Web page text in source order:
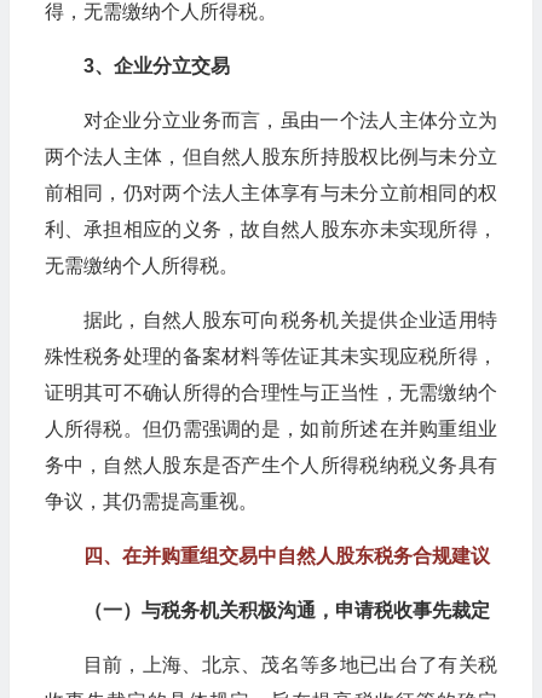
得，无需缴纳个人所得税。
3、企业分立交易
对企业分立业务而言，虽由一个法人主体分立为
两个法人主体，但自然人股东所持股权比例与未分立
前相同，仍对两个法人主体享有与未分立前相同的权
利、承担相应的义务，故自然人股东亦未实现所得，
无需缴纳个人所得税。
据此，自然人股东可向税务机关提供企业适用特
殊性税务处理的备案材料等佐证其未实现应税所得，
证明其可不确认所得的合理性与正当性，无需缴纳个
人所得税。但仍需强调的是，如前所述在并购重组业
务中，自然人股东是否产生个人所得税纳税义务具有
争议，其仍需提高重视。
四、在并购重组交易中自然人股东税务合规建议
（一）与税务机关积极沟通，申请税收事先裁定
目前，上海、北京、茂名等多地已出台了有关税